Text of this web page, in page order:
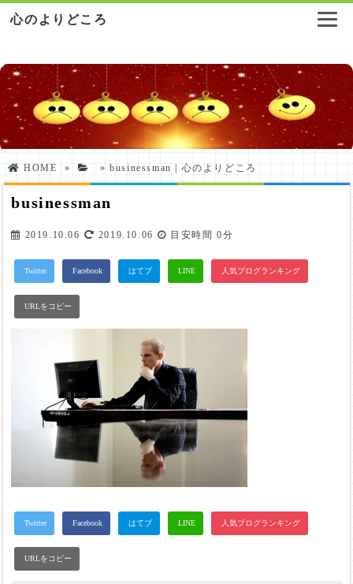
心のよりどころ
HOME » »businessman | 心のよりどころ
businessman
2019.10.06 2019.10.06 目安時間0分